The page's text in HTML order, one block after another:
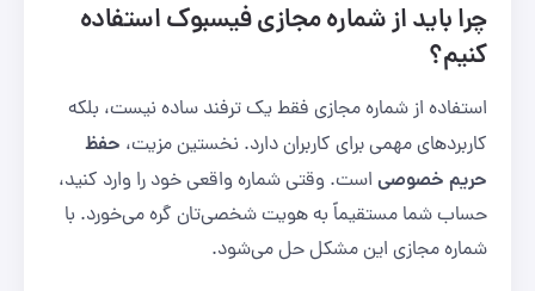
چرا باید از شماره مجازی فیسبوک استفاده
کنیم؟
استفاده از شماره مجازی فقط یک ترفند ساده نیست، بلکه
کاربردهای مهمی برای کاربران دارد. نخستین مزیت، حفظ
حریم خصوصی است. وقتی شماره واقعی خود را وارد کنید،
حساب شما مستقیماً به هویت شخصی‌تان گره می‌خورد. با
شماره مجازی این مشکل حل می‌شود.